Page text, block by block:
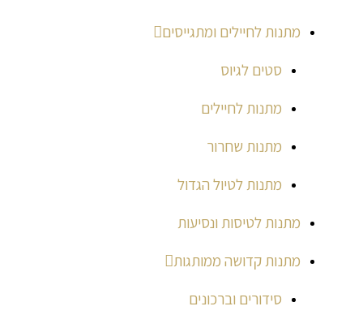
מתנות לחיילים ומתגייסים
סטים לגיוס
מתנות לחיילים
מתנות שחרור
מתנות לטיול הגדול
מתנות לטיסות ונסיעות
מתנות קדושה ממותגות
סידורים וברכונים